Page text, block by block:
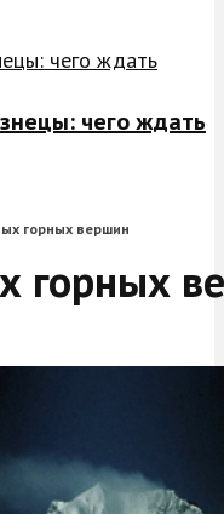
чего ждать
горных вершин
горных